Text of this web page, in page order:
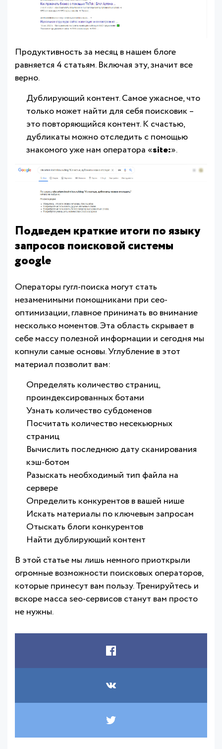
Продуктивность за месяц в нашем блоге
равняется 4 статьям. Включая эту, значит все
верно.
Дублирующий контент. Самое ужасное, что
только может найти для себя поисковик –
это повторяющийся контент. К счастью,
дубликаты можно отследить с помощью
знакомого уже нам оператора «site:».
Подведем краткие итоги по языку
запросов поисковой системы
google
Операторы гугл-поиска могут стать
незаменимыми помощниками при сео-
оптимизации, главное принимать во внимание
несколько моментов. Эта область скрывает в
себе массу полезной информации и сегодня мы
копнули самые основы. Углубление в этот
материал позволит вам:
Определять количество страниц,
проиндексированных ботами
Узнать количество субдоменов
Посчитать количество несекьюрных
страниц
Вычислить последнюю дату сканирования
кэш-ботом
Разыскать необходимый тип файла на
сервере
Определить конкурентов в вашей нише
Искать материалы по ключевым запросам
Отыскать блоги конкурентов
Найти дублирующий контент
В этой статье мы лишь немного приоткрыли
огромные возможности поисковых операторов,
которые принесут вам пользу. Тренируйтесь и
вскоре масса seo-сервисов станут вам просто
не нужны.